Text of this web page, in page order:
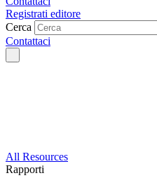
Registrati editore
Cerca
Contattaci
All Resources
Rapporti